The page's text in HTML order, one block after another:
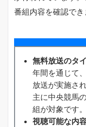
番組内容を確認でき
無料放送のタ
年間を通じて
放送が実施され
主に中央競馬
組が対象です。
視聴可能な内